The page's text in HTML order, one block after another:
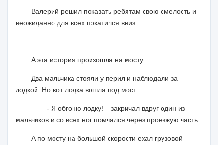
Валерий решил показать ребятам свою смелость и
неожиданно для всех покатился вниз…
А эта история произошла на мосту.
Два мальчика стояли у перил и наблюдали за
лодкой. Но вот лодка вошла под мост.
- Я обгоню лодку! – закричал вдруг один из
мальчиков и со всех ног помчался через проезжую часть.
А по мосту на большой скорости ехал грузовой